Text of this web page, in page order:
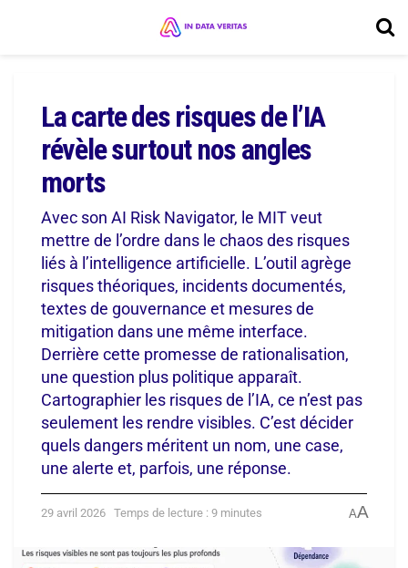
La carte des risques de l’IA
révèle surtout nos angles
morts
Avec son AI Risk Navigator, le MIT veut
mettre de l’ordre dans le chaos des risques
liés à l’intelligence artificielle. L’outil agrège
risques théoriques, incidents documentés,
textes de gouvernance et mesures de
mitigation dans une même interface.
Derrière cette promesse de rationalisation,
une question plus politique apparaît.
Cartographier les risques de l’IA, ce n’est pas
seulement les rendre visibles. C’est décider
quels dangers méritent un nom, une case,
une alerte et, parfois, une réponse.
29 avril 2026 Temps de lecture : 9 minutes AA